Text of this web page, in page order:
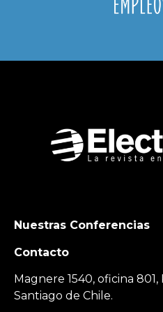
Nuestras Conferencias
Contacto
Magnere 1540, oficina
Santiago de Chile.